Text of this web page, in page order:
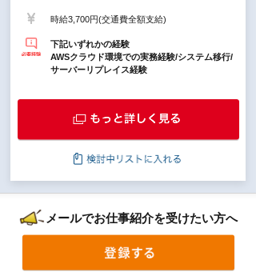
時給3,700円(交通費全額支給)
下記いずれかの経験
AWSクラウド環境での実務経験/システム移行/
サーバーリプレイス経験
メールでお仕事紹介を受けたい方へ